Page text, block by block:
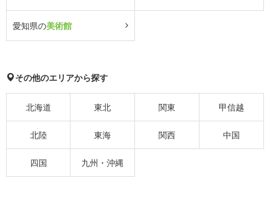
愛知県の美術館
その他のエリアから探す
北海道 東北 関東 甲信越
北陸 東海 関西 中国
四国 九州・沖縄